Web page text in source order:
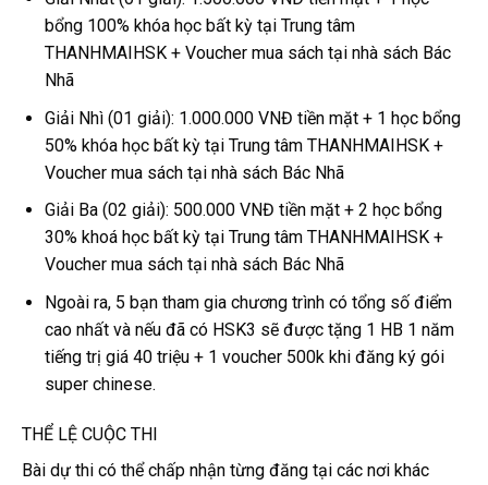
bổng 100% khóa học bất kỳ tại Trung tâm
THANHMAIHSK + Voucher mua sách tại nhà sách Bác
Nhã
Giải Nhì (01 giải): 1.000.000 VNĐ tiền mặt + 1 học bổng
50% khóa học bất kỳ tại Trung tâm THANHMAIHSK +
Voucher mua sách tại nhà sách Bác Nhã
Giải Ba (02 giải): 500.000 VNĐ tiền mặt + 2 học bổng
30% khoá học bất kỳ tại Trung tâm THANHMAIHSK +
Voucher mua sách tại nhà sách Bác Nhã
Ngoài ra, 5 bạn tham gia chương trình có tổng số điểm
cao nhất và nếu đã có HSK3 sẽ được tặng 1 HB 1 năm
tiếng trị giá 40 triệu + 1 voucher 500k khi đăng ký gói
super chinese.
THỂ LỆ CUỘC THI
Bài dự thi có thể chấp nhận từng đăng tại các nơi khác